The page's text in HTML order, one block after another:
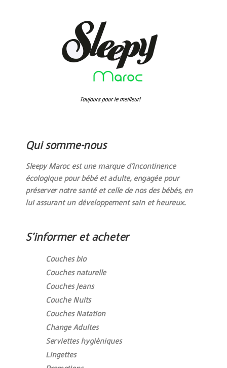
Qui somme-nous
Sleepy Maroc est une marque d’incontinence
écologique pour bébé et adulte, engagée pour
préserver notre santé et celle de nos des bébés, en
lui assurant un développement sain et heureux.
S’informer et acheter
Couches bio
Couches naturelle
Couches Jeans
Couche Nuits
Couches Natation
Change Adultes
Serviettes hygièniques
Lingettes